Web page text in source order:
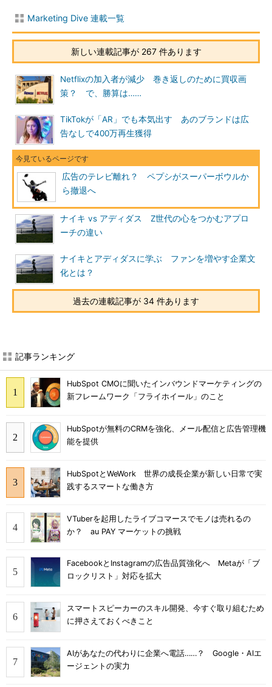
Marketing Dive 連載一覧
新しい連載記事が 267 件あります
Netflixの加入者が減少 巻き返しのために買収画
策？ で、勝算は……
TikTokが「AR」でも本気出す あのブランドは広
告なしで400万再生獲得
広告のテレビ離れ？ ペプシがスーパーボウルか
ら撤退へ
ナイキ vs アディダス Z世代の心をつかむアプロ
ーチの違い
ナイキとアディダスに学ぶ ファンを増やす企業文
化とは？
過去の連載記事が 34 件あります
記事ランキング
HubSpot CMOに聞いたインバウンドマーケティングの
新フレームワーク「フライホイール」のこと
HubSpotが無料のCRMを強化、メール配信と広告管理機
能を提供
HubSpotとWeWork 世界の成長企業が新しい日常で実
践するスマートな働き方
VTuberを起用したライブコマースでモノは売れるの
か？ au PAY マーケットの挑戦
FacebookとInstagramの広告品質強化へ Metaが「ブ
ロックリスト」対応を拡大
スマートスピーカーのスキル開発、今すぐ取り組むため
に押さえておくべきこと
AIがあなたの代わりに企業へ電話……？ Google・AIエ
ージェントの実力